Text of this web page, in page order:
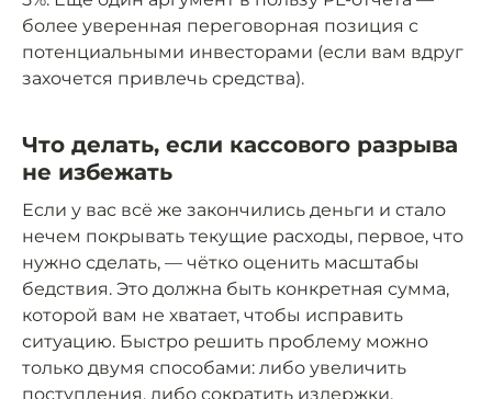
более уверенная переговорная позиция с
потенциальными инвесторами (если вам вдруг
захочется привлечь средства).
Что делать, если кассового разрыва
не избежать
Если у вас всё же закончились деньги и стало
нечем покрывать текущие расходы, первое, что
нужно сделать, — чётко оценить масштабы
бедствия. Это должна быть конкретная сумма,
которой вам не хватает, чтобы исправить
ситуацию. Быстро решить проблему можно
только двумя способами: либо увеличить
поступления, либо сократить издержки.